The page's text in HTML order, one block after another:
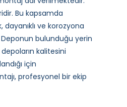
Bu kapsamda
ve korozyona
bulunduğu yerin
kalitesini
için
profesyonel bir ekip